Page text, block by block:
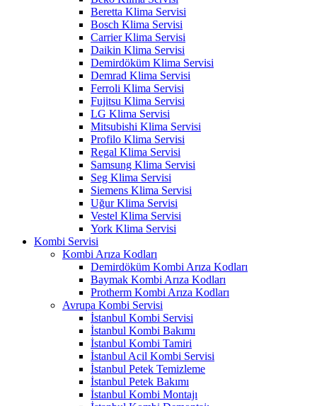
Beretta Klima Servisi
Bosch Klima Servisi
Carrier Klima Servisi
Daikin Klima Servisi
Demirdöküm Klima Servisi
Demrad Klima Servisi
Ferroli Klima Servisi
Fujitsu Klima Servisi
LG Klima Servisi
Mitsubishi Klima Servisi
Profilo Klima Servisi
Regal Klima Servisi
Samsung Klima Servisi
Seg Klima Servisi
Siemens Klima Servisi
Uğur Klima Servisi
Vestel Klima Servisi
York Klima Servisi
Kombi Servisi
Kombi Arıza Kodları
Demirdöküm Kombi Arıza Kodları
Baymak Kombi Arıza Kodları
Protherm Kombi Arıza Kodları
Avrupa Kombi Servisi
İstanbul Kombi Servisi
İstanbul Kombi Bakımı
İstanbul Kombi Tamiri
İstanbul Acil Kombi Servisi
İstanbul Petek Temizleme
İstanbul Petek Bakımı
İstanbul Kombi Montajı